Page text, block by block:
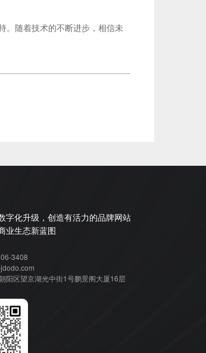
。随着技术的不断进步，相信未
字化升级，创造有活力的品牌网站
业生态新蓝图
3408
阳区望京湖光中街1号鹏景阁大厦16层